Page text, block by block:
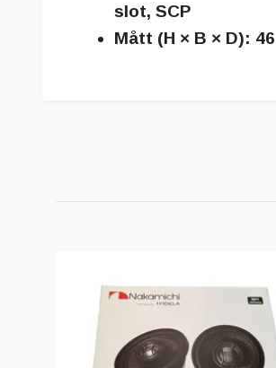
slot, SCP
Mått (H × B × D):